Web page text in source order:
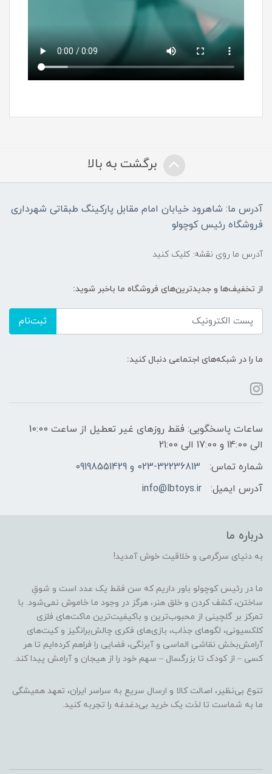
برگشت به بالا
آدرس ما: شاهرود خیابان امام مقابل پارکینگ طبقاتی شهرداری
فروشگاه رئیس کوچولو
آدرس ما روی نقشه: کلیک کنید
از تخفیف‌ها و جدیدترین‌های فروشگاه ما باخبر شوید:
ثبت‌نام
ما را در شبکه‌های اجتماعی دنبال کنید:
ساعات پاسخگویی: فقط روزهای غیر تعطیل از ساعت 10:00
الی 14:00 و 17:00 الی 21:00
شماره تماس:
023-32236813 و 09198551429
آدرس ایمیل:
info@lbtoys.ir
درباره ما
به دنیای سرگرمی و خلاقیت خوش آمدید!
ما در رئیس کوچولو باور داریم که سن فقط یک عدد است و شوقِ
ساختن، کشف کردن و خلق هنر، هرگز در وجود ما خاموش نمی‌شود. با
تمرکز بر گلچینی از محبوب‌ترین و باکیفیت‌ترین ماکت‌های فلزی
کلکسیونی، لگوهای جذاب، بازی‌های فکری چالش‌برانگیز و کیت‌های
آرامش‌بخش نقاشی الماسی و آبرنگی، فضایی را فراهم کرده‌ایم تا هر
کسی – از کودک تا بزرگسال – سهم خود را از هیجان و آرامش پیدا کند.
تنوع بی‌نظیر، اصالت کالا و ارسال سریع به سراسر ایران، تعهد همیشگی
ما به شماست تا لذت یک خرید بی‌دغدغه را تجربه کنید.